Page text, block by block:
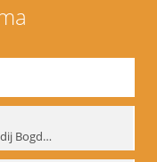
Probeaufnahmen mit Gennadij Bogdanow und Aufnahmen von Biomechanik-Workshop, Berlin 1991 - Interne Signatur: BM-vid-46